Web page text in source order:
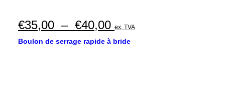
plusieurs
variations.
Les
€35,00 – €40,00Plage
de
ex. TVA
Boulon de serrage rapide à bride